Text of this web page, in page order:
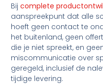
Bijcomplete
aanspreekpunt dat alle
hoeft geen contact te
het buitenland, geen
die je niet spreekt, en
miscommunicatie over
geregeld, inclusief de
tijdige levering.